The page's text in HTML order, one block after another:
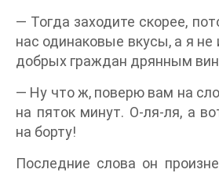
— Тогда заходите скорее,
нас одинаковые вкусы, а я не
добрых граждан дрянным
— Ну что ж, поверю вам на
на пяток минут. О-ля-ля, а
на борту!
Последние слова он